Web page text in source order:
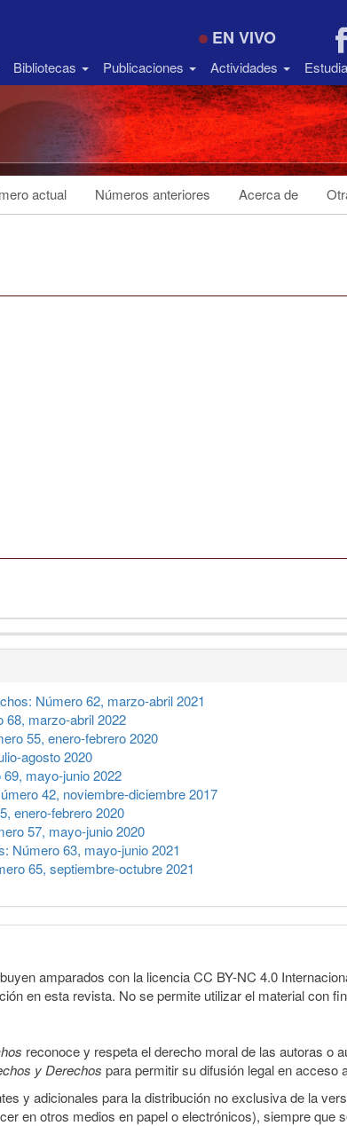
EN VIVO
Bibliotecas Publicaciones Actividades
actual Números anteriores Acerca de
Número 62, marzo-abril 2021
68, marzo-abril 2022
55, enero-febrero 2020
agosto 2020
mayo-junio 2022
42, noviembre-diciembre 2017
enero-febrero 2020
57, mayo-junio 2020
Número 63, mayo-junio 2021
65, septiembre-octubre 2021
amparados con la licencia CC BY-NC 4.0
en esta revista. No se permite utilizar el material con
reconoce y respeta el derecho moral de las autoras o
y Derechos para permitir su difusión legal en acceso
y adicionales para la distribución no exclusiva de la
en otros medios en papel o electrónicos), siempre que